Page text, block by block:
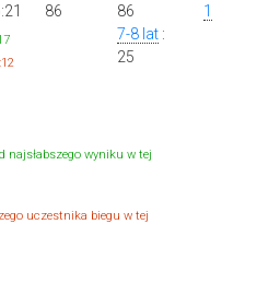
86
86
7-8 lat:
25
1
najsłabszego wyniku w tej
uczestnika biegu w tej